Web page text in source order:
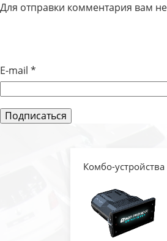
ПО
Для отправки комментария вам
E-mail *
Комбо-устройства